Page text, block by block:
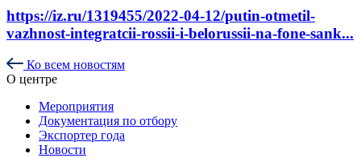
https://iz.ru/1319455/2022-04-12/putin-otmetil-
vazhnost-integratcii-rossii-i-belorussii-na-fone-sank...
Ко всем новостям
О центре
Мероприятия
Документация по отбору
Экспортер года
Новости